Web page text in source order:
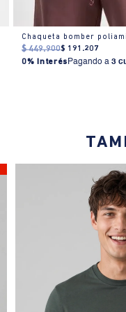
$ 449.900$ 191 .207
0% Interés Pagando a3